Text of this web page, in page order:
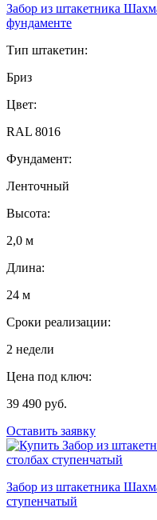
Забор из штакетника
фундаменте
Тип штакетин:
Бриз
Цвет:
RAL 8016
Фундамент:
Ленточный
Высота:
2,0 м
Длина:
24 м
Сроки реализации:
2 недели
Цена под ключ:
39 490 руб.
Оставить заявку
Забор из штакетника
ступенчатый